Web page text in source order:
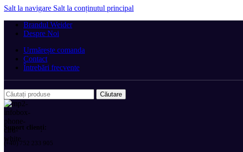
Salt la navigare Salt la conținutul principal
Brandul Weider
Despre Noi
Urmărește comanda
Contact
Întrebări frecvente
Căutare
Suport clienți:
(+40) 752 233 905